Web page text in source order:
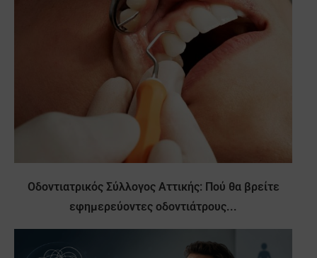
Οδοντιατρικός Σύλλογος Αττικής: Πού θα βρείτε
εφημερεύοντες οδοντιάτρους...